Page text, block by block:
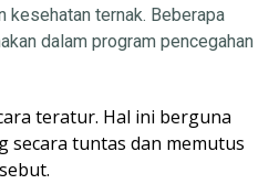
kesehatan ternak. Beberapa
dalam program pencegahan
teratur. Hal ini berguna
secara tuntas dan memutus